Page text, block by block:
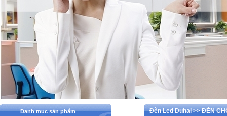
Danh mục sản phẩm Đèn Led Duhal >> ĐÈN